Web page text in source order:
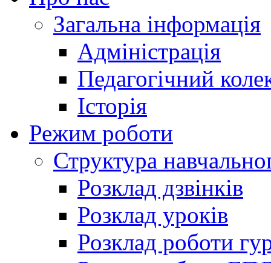
Загальна інформація
Адміністрація
Педагогічний
Історія
Режим роботи
Структура
Розклад дзвінків
Розклад уроків
Розклад роботи